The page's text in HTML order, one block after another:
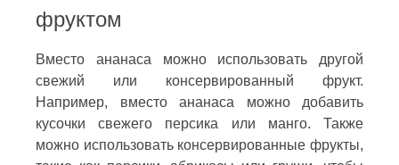
фруктом
Вместо ананаса можно использовать другой
свежий или консервированный фрукт.
Например, вместо ананаса можно добавить
кусочки свежего персика или манго. Также
можно использовать консервированные фрукты,